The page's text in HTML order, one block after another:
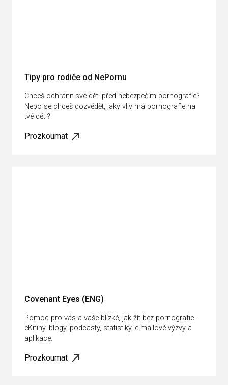
Tipy pro rodiče od NePornu
Chceš ochránit své děti před nebezpečím pornografie?
Nebo se chceš dozvědět, jaký vliv má pornografie na
tvé děti?
Prozkoumat
Covenant Eyes (ENG)
Pomoc pro vás a vaše blízké, jak žít bez pornografie -
eKnihy, blogy, podcasty, statistiky, e-mailové výzvy a
aplikace.
Prozkoumat